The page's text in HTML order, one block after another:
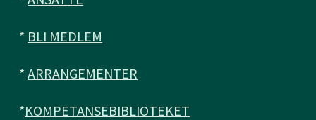
* BLI MEDLEM
*ARRANGEMENTER
*KOMPETANSEBIBLIOTEKET